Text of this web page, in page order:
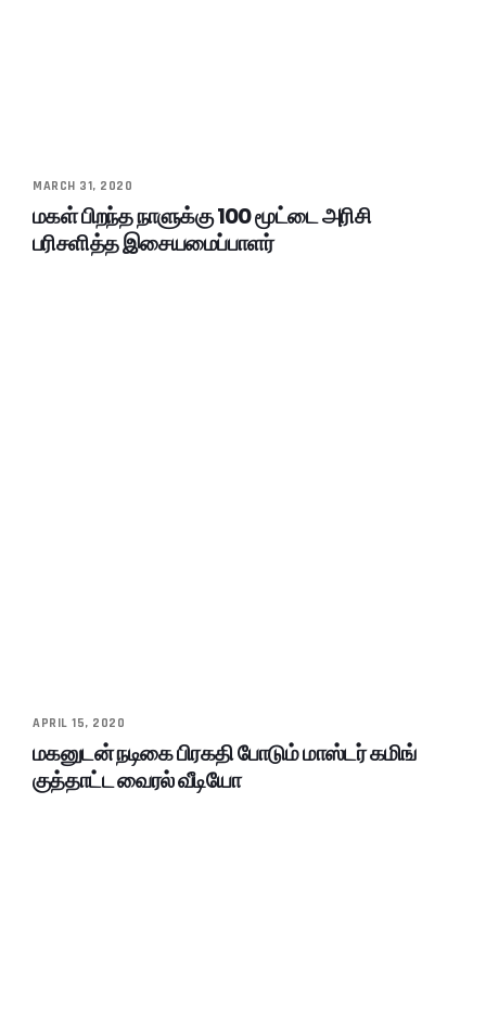
MARCH 31, 2020
மகள் பிறந்த நாளுக்கு 100 மூட்டை அரிசி
பரிசளித்த இசையமைப்பாளர்
APRIL 15, 2020
மகனுடன் நடிகை பிரகதி போடும் மாஸ்டர் கமிங்
குத்தாட்ட வைரல் வீடியோ